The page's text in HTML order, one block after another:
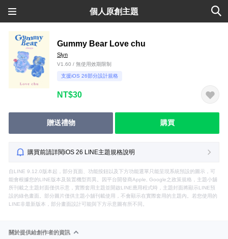
個人原創主題
Gummy Bear Love chu
Slyn
V1.60 / 無使用效期限制
支援iOS 26部分設計規格
NT$30
贈送禮物 購買
購買前請詳閱iOS 26 LINE主題規格說明
自LINE 9.12.0版本起，部分頁面、功能按鈕以及下方功能選單只能呈現系統預設的圖示，可
能會根據您的LINE版本及裝置機型而異。因平台開發商Apple, Google之政策規格，主題小舖
所刊載之主題封面僅供示意，實際套用主題並開啟LINE應用程式時，主題封面將顯示LINE預
設的綠色畫面。部分圖片僅供主題小舖刊載使用，不會顯示在實際套用的主題內。若您使用的
LINE非最新版本，部分畫面設計可能與下方示意圖有所不同。
關於提供給創作者的資訊